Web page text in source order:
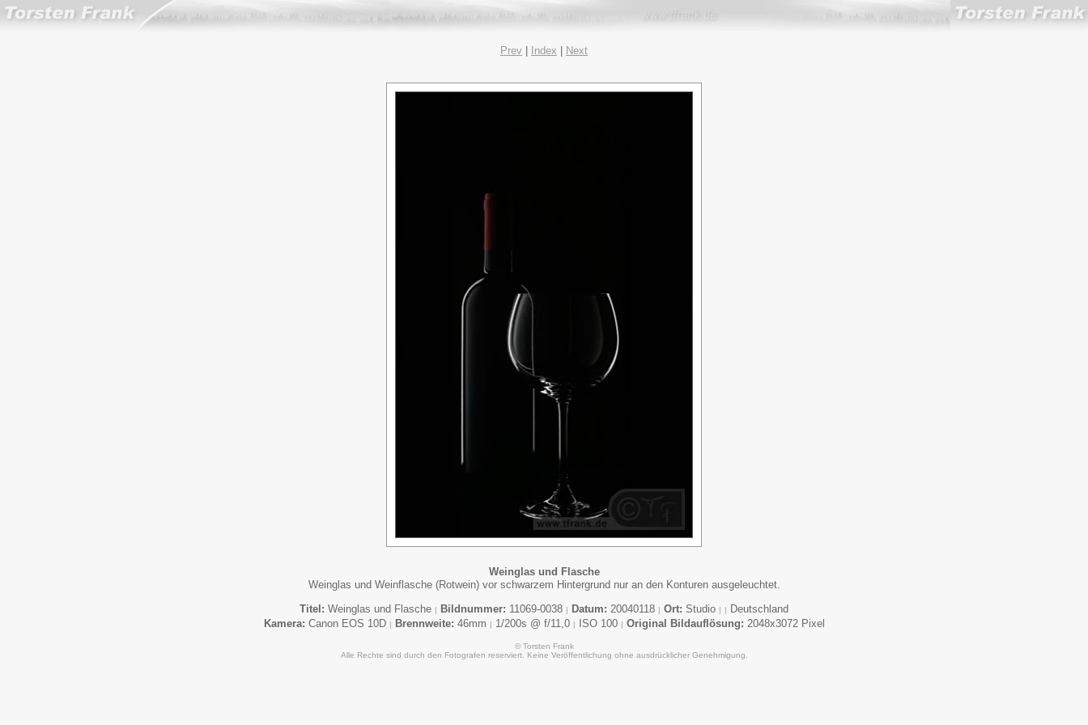
Prev Index Next
Weinglas und Flasche
Weinglas und Weinflasche (Rotwein) vor schwarzem Hintergrund nur an den Konturen ausgeleuchtet.
Titel: Weinglas und Flasche | Bildnummer: 11069-0038 | Datum: 20040118 | Ort: Studio | |
Deutschland
Kamera: Canon EOS 10D | Brennweite: 46mm | 1/200s @ f/11,0 | ISO 100 | Original Bildauflösung: 2048x3072 Pixel
© Torsten Frank
Alle Rechte sind durch den Fotografen reserviert. Keine Veröffentlichung ohne ausdrücklicher Genehmigung.